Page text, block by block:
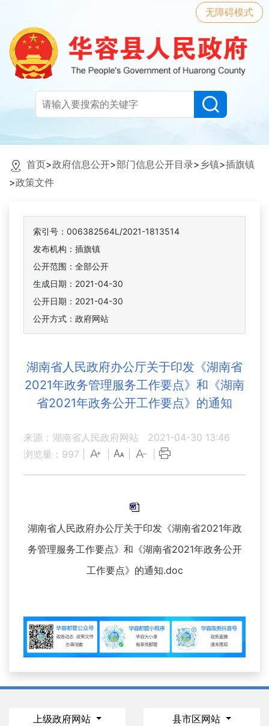
无障碍模式
首页>政府信息公开>部门信息公开目录> 乡镇>插旗镇
>政策文件
索引号：006382564L/2021-1813514
发布机构：插旗镇
公开范围：全部公开
生成日期：2021-04-30
公开日期：2021-04-30
公开方式：政府网站
湖南省人民政府办公厅关于印发《湖南省
2021年政务管理服务工作要点》和《湖南
省2021年政务公开工作要点》的通知
来源：湖南省人民政府网站
2021-04-30 13:46
浏览量： 997
湖南省人民政府办公厅关于印发《湖南省2021年政
务管理服务工作要点》和《湖南省2021年政务公开
工作要点》的通知.doc
上级政府网站 县市区网站